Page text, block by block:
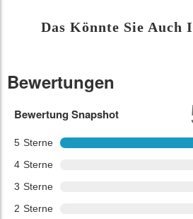
Das Könnte Sie Auch
Bewertungen
Bewertung Snapshot
5 Sterne
4 Sterne
3 Sterne
2 Sterne